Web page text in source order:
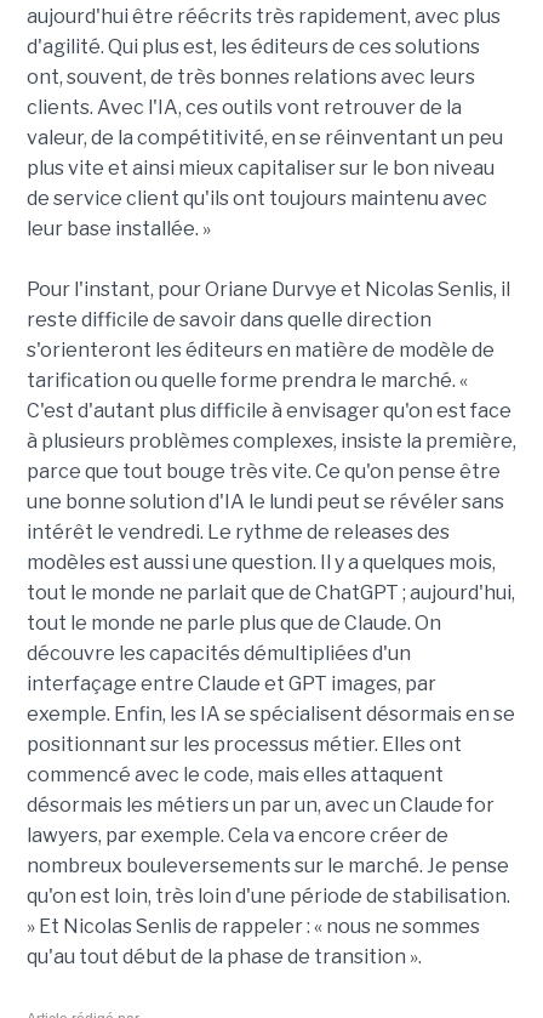
aujourd'hui être réécrits très rapidement, avec plus
d'agilité. Qui plus est, les éditeurs de ces solutions
ont, souvent, de très bonnes relations avec leurs
clients. Avec l'IA, ces outils vont retrouver de la
valeur, de la compétitivité, en se réinventant un peu
plus vite et ainsi mieux capitaliser sur le bon niveau
de service client qu'ils ont toujours maintenu avec
leur base installée. »
Pour l'instant, pour Oriane Durvye et Nicolas Senlis, il
reste difficile de savoir dans quelle direction
s'orienteront les éditeurs en matière de modèle de
tarification ou quelle forme prendra le marché. «
C'est d'autant plus difficile à envisager qu'on est face
à plusieurs problèmes complexes, insiste la première,
parce que tout bouge très vite. Ce qu'on pense être
une bonne solution d'IA le lundi peut se révéler sans
intérêt le vendredi. Le rythme de releases des
modèles est aussi une question. Il y a quelques mois,
tout le monde ne parlait que de ChatGPT ; aujourd'hui,
tout le monde ne parle plus que de Claude. On
découvre les capacités démultipliées d'un
interfaçage entre Claude et GPT images, par
exemple. Enfin, les IA se spécialisent désormais en se
positionnant sur les processus métier. Elles ont
commencé avec le code, mais elles attaquent
désormais les métiers un par un, avec un Claude for
lawyers, par exemple. Cela va encore créer de
nombreux bouleversements sur le marché. Je pense
qu'on est loin, très loin d'une période de stabilisation.
» Et Nicolas Senlis de rappeler : « nous ne sommes
qu'au tout début de la phase de transition ».